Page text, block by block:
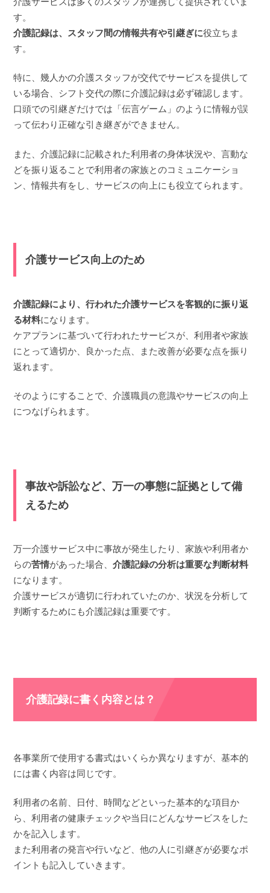
す。
介護記録は、スタッフ間の情報共有や引継ぎに役立ちま
す。
特に、幾人かの介護スタッフが交代でサービスを提供して
いる場合、シフト交代の際に介護記録は必ず確認します。
口頭での引継ぎだけでは「伝言ゲーム」のように情報が誤
って伝わり正確な引き継ぎができません。
また、介護記録に記載された利用者の身体状況や、言動な
どを振り返ることで利用者の家族とのコミュニケーショ
ン、情報共有をし、サービスの向上にも役立てられます。
介護サービス向上のため
介護記録により、行われた介護サービスを客観的に振り返
る材料になります。
ケアプランに基づいて行われたサービスが、利用者や家族
にとって適切か、良かった点、また改善が必要な点を振り
返れます。
そのようにすることで、介護職員の意識やサービスの向上
につなげられます。
事故や訴訟など、万一の事態に証拠として備
えるため
万一介護サービス中に事故が発生したり、家族や利用者か
らの苦情があった場合、介護記録の分析は重要な判断材料
になります。
介護サービスが適切に行われていたのか、状況を分析して
判断するためにも介護記録は重要です。
介護記録に書く内容とは？
各事業所で使用する書式はいくらか異なりますが、基本的
には書く内容は同じです。
利用者の名前、日付、時間などといった基本的な項目か
ら、利用者の健康チェックや当日にどんなサービスをした
かを記入します。
また利用者の発言や行いなど、他の人に引継ぎが必要なポ
イントも記入していきます。